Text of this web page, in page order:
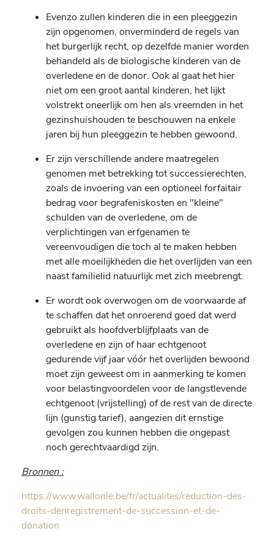
Evenzo zullen kinderen die in een pleeggezin
zijn opgenomen, onverminderd de regels van
het burgerlijk recht, op dezelfde manier worden
behandeld als de biologische kinderen van de
overledene en de donor. Ook al gaat het hier
niet om een groot aantal kinderen, het lijkt
volstrekt oneerlijk om hen als vreemden in het
gezinshuishouden te beschouwen na enkele
jaren bij hun pleeggezin te hebben gewoond.
Er zijn verschillende andere maatregelen
genomen met betrekking tot successierechten,
zoals de invoering van een optioneel forfaitair
bedrag voor begrafeniskosten en "kleine"
schulden van de overledene, om de
verplichtingen van erfgenamen te
vereenvoudigen die toch al te maken hebben
met alle moeilijkheden die het overlijden van een
naast familielid natuurlijk met zich meebrengt.
Er wordt ook overwogen om de voorwaarde af
te schaffen dat het onroerend goed dat werd
gebruikt als hoofdverblijfplaats van de
overledene en zijn of haar echtgenoot
gedurende vijf jaar vóór het overlijden bewoond
moet zijn geweest om in aanmerking te komen
voor belastingvoordelen voor de langstlevende
echtgenoot (vrijstelling) of de rest van de directe
lijn (gunstig tarief), aangezien dit ernstige
gevolgen zou kunnen hebben die ongepast
noch gerechtvaardigd zijn.
Bronnen :
https://www.wallonie.be/fr/actualites/reduction-des-
droits-denregistrement-de-succession-et-de-
donation